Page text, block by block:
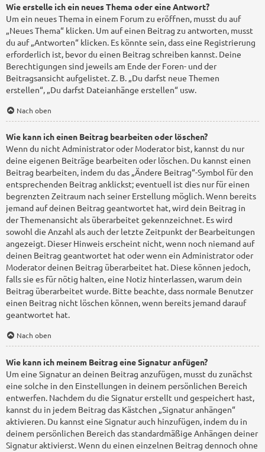
Wie erstelle ich ein neues Thema oder eine Antwort?
Um ein neues Thema in einem Forum zu eröffnen, musst du auf
„Neues Thema“ klicken. Um auf einen Beitrag zu antworten, musst
du auf „Antworten“ klicken. Es könnte sein, dass eine Registrierung
erforderlich ist, bevor du einen Beitrag schreiben kannst. Deine
Berechtigungen sind jeweils am Ende der Foren- und der
Beitragsansicht aufgelistet. Z. B. „Du darfst neue Themen
erstellen“, „Du darfst Dateianhänge erstellen“ usw.
Nach oben
Wie kann ich einen Beitrag bearbeiten oder löschen?
Wenn du nicht Administrator oder Moderator bist, kannst du nur
deine eigenen Beiträge bearbeiten oder löschen. Du kannst einen
Beitrag bearbeiten, indem du das „Ändere Beitrag“-Symbol für den
entsprechenden Beitrag anklickst; eventuell ist dies nur für einen
begrenzten Zeitraum nach seiner Erstellung möglich. Wenn bereits
jemand auf deinen Beitrag geantwortet hat, wird dein Beitrag in
der Themenansicht als überarbeitet gekennzeichnet. Es wird
sowohl die Anzahl als auch der letzte Zeitpunkt der Bearbeitungen
angezeigt. Dieser Hinweis erscheint nicht, wenn noch niemand auf
deinen Beitrag geantwortet hat oder wenn ein Administrator oder
Moderator deinen Beitrag überarbeitet hat. Diese können jedoch,
falls sie es für nötig halten, eine Notiz hinterlassen, warum dein
Beitrag überarbeitet wurde. Bitte beachte, dass normale Benutzer
einen Beitrag nicht löschen können, wenn bereits jemand darauf
geantwortet hat.
Nach oben
Wie kann ich meinem Beitrag eine Signatur anfügen?
Um eine Signatur an deinen Beitrag anzufügen, musst du zunächst
eine solche in den Einstellungen in deinem persönlichen Bereich
entwerfen. Nachdem du die Signatur erstellt und gespeichert hast,
kannst du in jedem Beitrag das Kästchen „Signatur anhängen“
aktivieren. Du kannst eine Signatur auch hinzufügen, indem du in
deinem persönlichen Bereich das standardmäßige Anhängen deiner
Signatur aktivierst. Wenn du einen einzelnen Beitrag dennoch ohne